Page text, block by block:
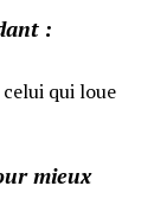
:
qui loue
mieux